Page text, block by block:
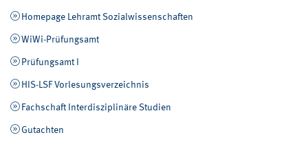
Homepage Lehramt Sozialwissenschaften
WiWi-Prüfungsamt
Prüfungsamt I
HIS-LSF Vorlesungsverzeichnis
Fachschaft Interdisziplinäre Studien
Gutachten